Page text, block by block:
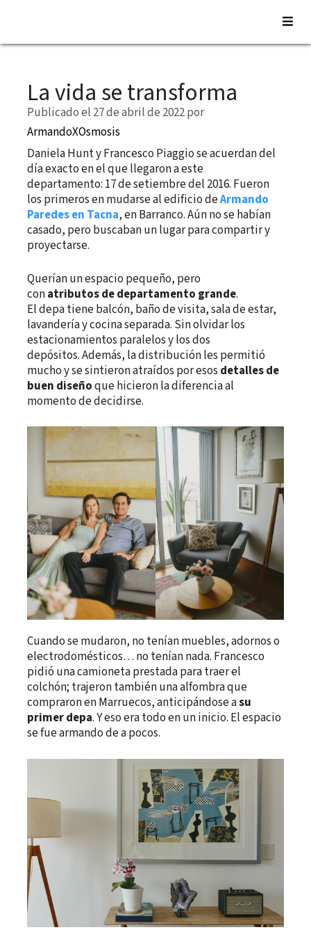
Saltar
contenidoLa vida se transforma
Publicado el 27 de abril de 2022por
ArmandoXOsmosis
Daniela Hunt y Francesco Piaggio se acuerdan del
día exacto en el que llegaron a este
departamento: 17 de setiembre del 2016. Fueron
los primeros en mudarse al edificio deArmando
Paredes en Tacna, en Barranco. Aún no se habían
casado, pero buscaban un lugar para compartir y
proyectarse.
Querían un espacio pequeño, pero
conatributos de departamento grande.
El depa tiene balcón, baño de visita, sala de estar,
lavandería y cocina separada. Sin olvidar los
estacionamientos paralelos y los dos
depósitos. Además, la distribución les permitió
mucho y se sintieron atraídos por esos detalles de
buen diseñoque hicieron la diferencia al
momento de decidirse.
Cuando se mudaron, no tenían muebles, adornos o
electrodomésticos… no tenían nada. Francesco
pidió una camioneta prestada para traer el
colchón; trajeron también una alfombra que
compraron en Marruecos, anticipándose asu
primer depa. Y eso era todo en un inicio. El espacio
se fue armando de a pocos.